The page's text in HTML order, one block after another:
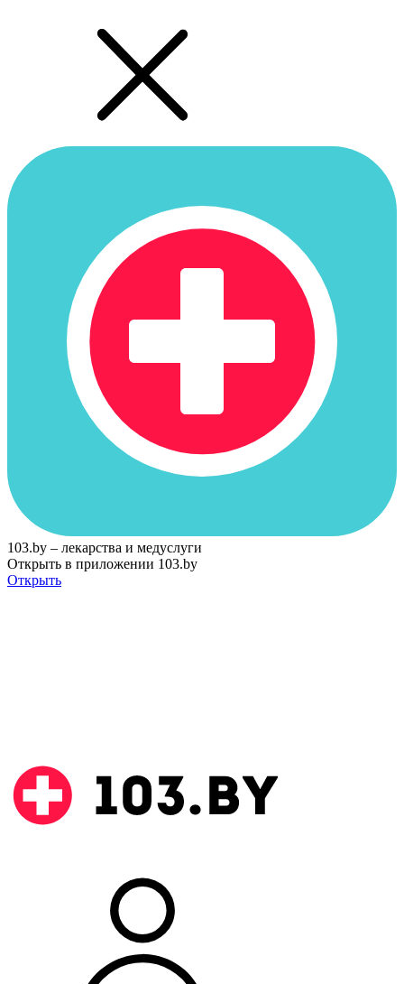
103.by – лекарства и медуслуги
Открыть в приложении 103.by
Открыть